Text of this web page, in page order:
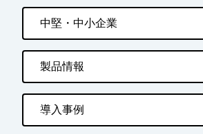
中堅・中小企業
製品情報
導入事例